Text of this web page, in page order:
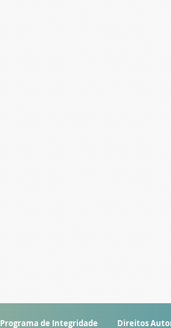
Programa de Integridade Direitos